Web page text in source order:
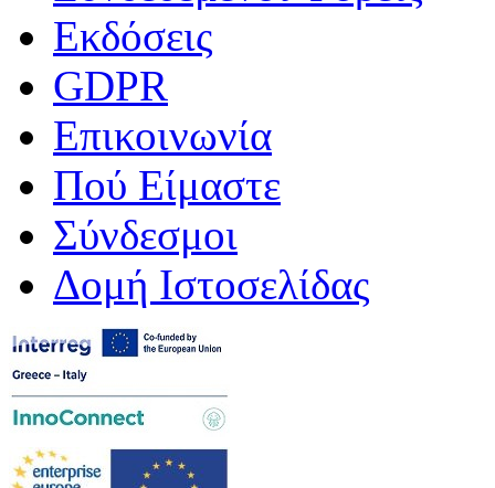
Εκδόσεις
GDPR
Επικοινωνία
Πού Είμαστε
Σύνδεσμοι
Δομή Ιστοσελίδας